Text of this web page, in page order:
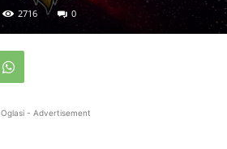
2716 0
Oglasi - Advertisement